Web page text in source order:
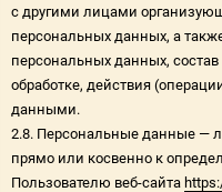
с другими лицами
персональных данных, а
персональных данных,
обработке, действия
данными.
2.8. Персональные данные —
прямо или косвенно к
Пользователю веб-сайта